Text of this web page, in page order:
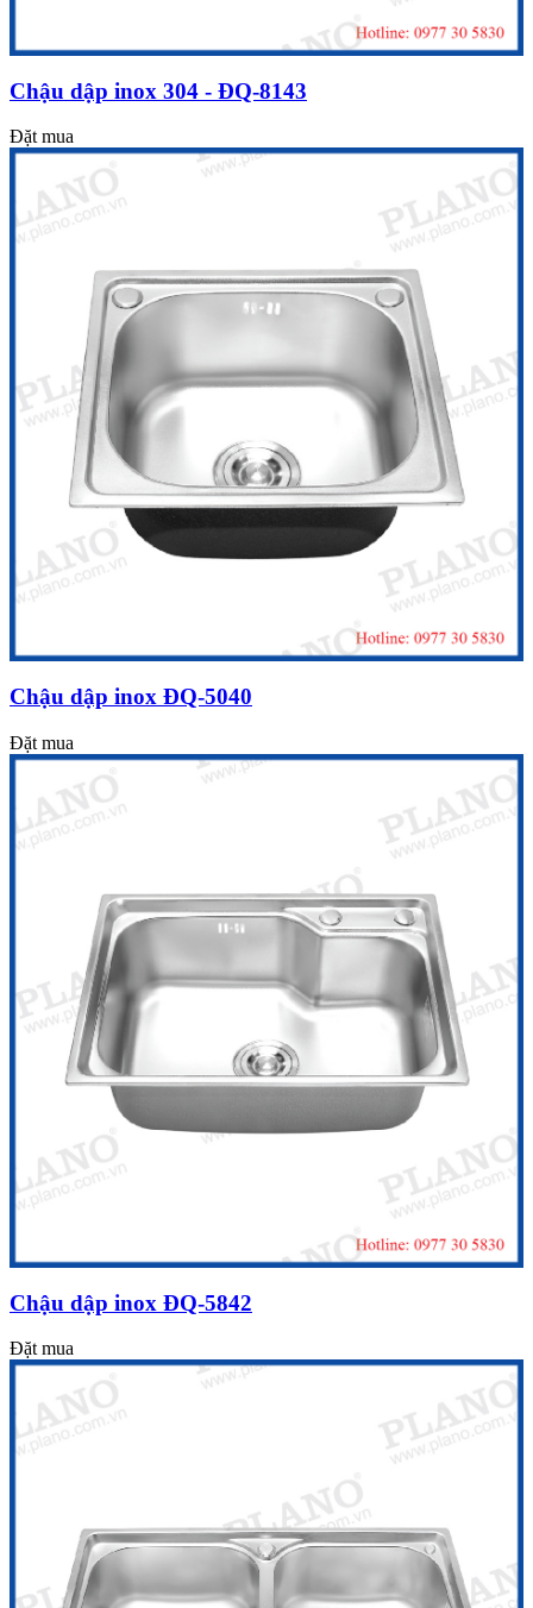
Chậu dập inox 304 - ĐQ-8143
Đặt mua
Chậu dập inox ĐQ-5040
Đặt mua
Chậu dập inox ĐQ-5842
Đặt mua